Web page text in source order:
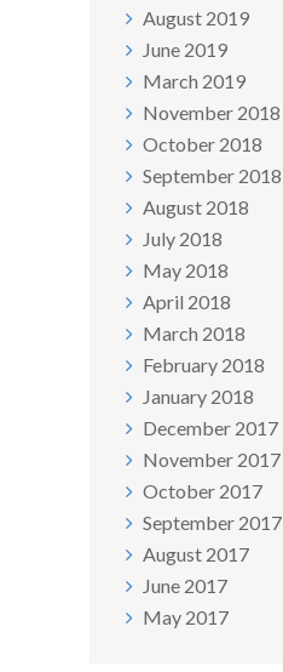
August 2019
June 2019
March 2019
November 2018
October 2018
September 2018
August 2018
July 2018
May 2018
April 2018
March 2018
February 2018
January 2018
December 2017
November 2017
October 2017
September 2017
August 2017
June 2017
May 2017